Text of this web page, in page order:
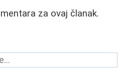
za ovaj članak.